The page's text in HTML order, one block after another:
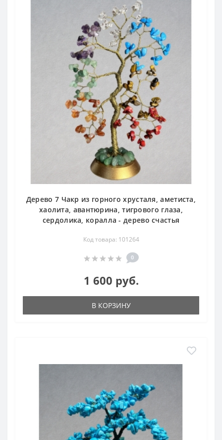
Дерево 7 Чакр из горного хрусталя, аметиста,
хаолита, авантюрина, тигрового глаза,
сердолика, коралла - дерево счастья
Код товара: 101264
0
1 600 руб.
В КОРЗИНУ